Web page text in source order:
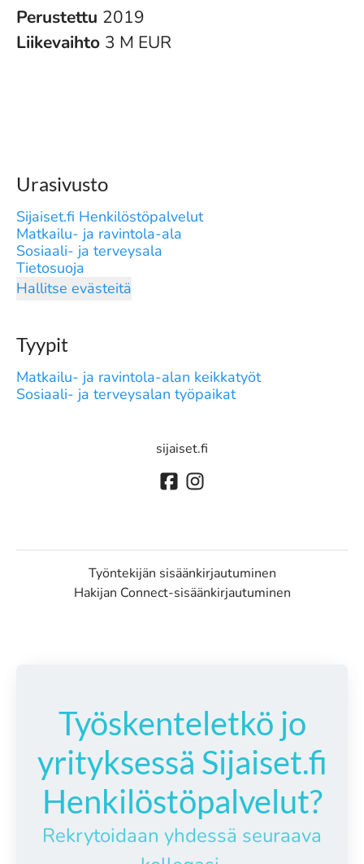
Perustettu 2019
Liikevaihto 3 M EUR
Urasivusto
Sijaiset.fi Henkilöstöpalvelut
Matkailu- ja ravintola-ala
Sosiaali- ja terveysala
Tietosuoja
Hallitse evästeitä
Tyypit
Matkailu- ja ravintola-alan keikkatyöt
Sosiaali- ja terveysalan työpaikat
sijaiset.fi
Työntekijän sisäänkirjautuminen
Hakijan Connect-sisäänkirjautuminen
Työskenteletkö jo
yrityksessä Sijaiset.fi
Henkilöstöpalvelut?
Rekrytoidaan yhdessä seuraava